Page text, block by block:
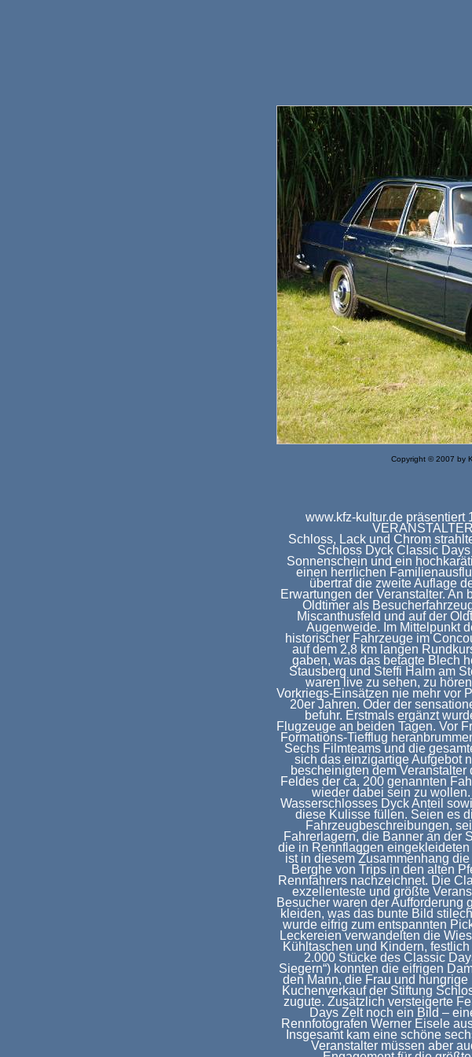
Copyright © 2007 by
www.kfz-kultur.de präsentiert
Schloss, Lack und Chrom
Schloss Dyck Classic
Sonnenschein und ein
einen herrlichen
übertraf die zweite Auflage
Erwartungen der Veranstalter.
Oldtimer als
Miscanthusfeld und auf der
Augenweide. Im Mittelpunkt
historischer Fahrzeuge im
auf dem 2,8 km langen
gaben, was das betagte Blech
Stausberg und Steffi Halm am
waren live zu sehen, zu
Vorkriegs-Einsätzen nie mehr vor
20er Jahren. Oder der
befuhr. Erstmals ergänzt
Flugzeuge an beiden Tagen. Vor
Formations-Tiefflug
Sechs Filmteams und die
sich das einzigartige Aufgebot
bescheinigten dem
Feldes der ca. 200 genannten
wieder dabei sein zu
Wasserschlosses Dyck Anteil
diese Kulisse füllen. Seien es
Fahrzeugbeschreibungen,
Fahrerlagern, die Banner an der
die in Rennflaggen
ist in diesem Zusammenhang
Berghe von Trips in den alten
Rennfahrers nachzeichnet. Die
exzellenteste und größte
Besucher waren der Aufforderung
kleiden, was das bunte Bild
wurde eifrig zum entspannten
Leckereien verwandelten die
Kühltaschen und Kindern,
2.000 Stücke des Classic
Siegern“) konnten die eifrigen
den Mann, die Frau und
Kuchenverkauf der Stiftung
zugute. Zusätzlich versteigerte
Days Zelt noch ein Bild –
Rennfotografen Werner Eisele
Insgesamt kam eine schöne
Veranstalter müssen aber